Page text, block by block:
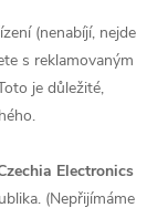
(nenabíjí, nejde
s reklamovaným
je důležité,
Electronics
. (Nepřijímáme